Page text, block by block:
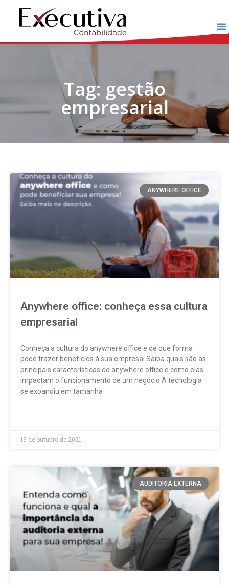
Tag: gestão
empresarial
ANYWHERE OFFICE
Anywhere office: conheça essa cultura
empresarial
Conheça a cultura do anywhere office e de que forma
pode trazer benefícios à sua empresa! Saiba quais são as
principais características do anywhere office e como elas
impactam o funcionamento de um negócio A tecnologia
se expandiu em tamanha
13 de outubro de 2021
AUDITORIA EXTERNA